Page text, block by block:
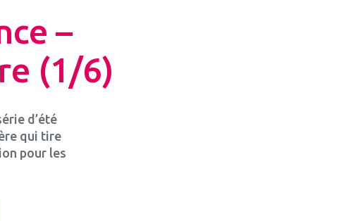
–
(1/6)
d’été
qui tire
pour les